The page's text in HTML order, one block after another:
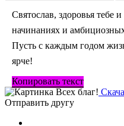
Святослав, здоровья тебе
начинаниях и
Пусть с каждым годом
ярче!
Копировать текст
Отправить другу